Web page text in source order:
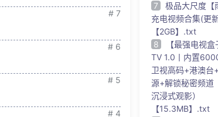
# 7
# 6
# 5
# 4
7
极品大尺度【
充电视频合集(更
【2GB】.txt
8
【最强电视
TV 1.0丨内置
卫视高码+港澳台
源+解锁秘密频道
沉浸式观影）
【15.3MB】.txt